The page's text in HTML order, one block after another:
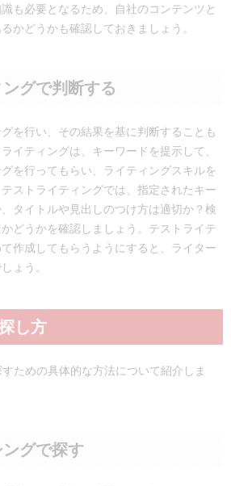
も必要となるため、自社のコンテンツと
かどうかも確認しておきましょう。
グで判断する
を行い、その結果を基に判断することも
イティングは、キーワードを提示して、
を行ってもらい、ライティングスキルを
ストライティングでは、指定されたキー
タイトルや見出しのつけ方は適切か？検
どうかを確認しましょう。テストライテ
作成してもらうようにすると、ライター
ょう。
し方
ための具体的な方法について紹介しま
グで探す